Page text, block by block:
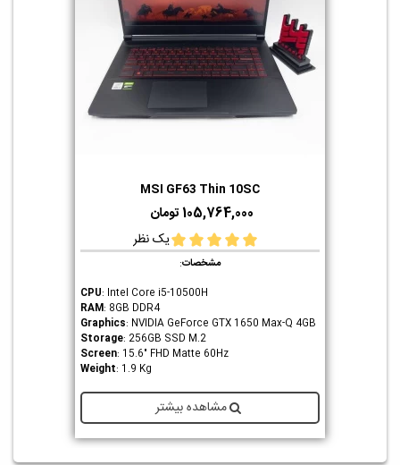
MSI GF63 Thin 10SC
105,764,000 تومان
یک نظر
مشخصات:
CPU: Intel Core i5-10500H
RAM: 8GB DDR4
Graphics: NVIDIA GeForce GTX 1650 Max-Q 4GB
Storage: 256GB SSD M.2
Screen: 15.6" FHD Matte 60Hz
Weight: 1.9 Kg
مشاهده بیشتر